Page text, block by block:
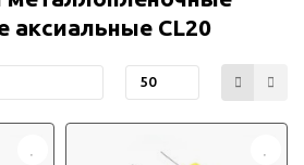
аксиальные CL20